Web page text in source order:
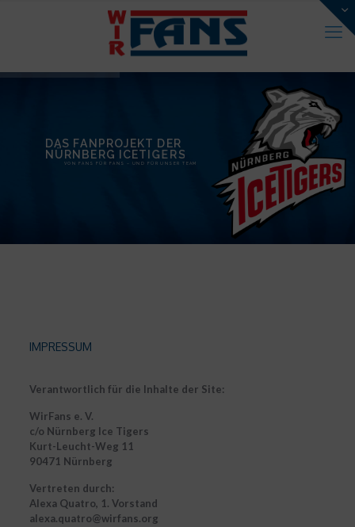
DAS FA N P ROJ EKT D ER
N Ü RN B E RG CET G E RS
VON FANS FÜR FANS – UND FÜR UNSER TEAM
IMPRESSUM
Verantwortlich für die Inhalte der Site:
WirFans e. V.
c/o Nürnberg Ice Tigers
Kurt-Leucht-Weg 11
90471 Nürnberg
Vertreten durch:
Alexa Quatro, 1. Vorstand
alexa.quatro@wirfans.org